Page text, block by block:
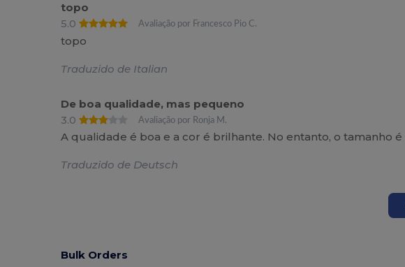
topo
5.0
Avaliação por Francesco Pio C.
topo
Traduzido de Italian
De boa qualidade, mas pequeno
3.0
Avaliação por Ronja M.
A qualidade é boa e a cor é brilhante. No entanto, o tamanho
Traduzido de Deutsch
Bulk Orders